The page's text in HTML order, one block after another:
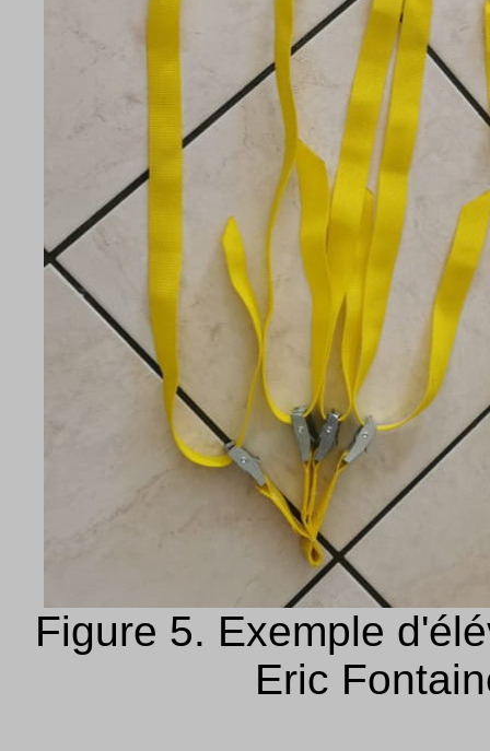
Figure 5. Exemple
Eric